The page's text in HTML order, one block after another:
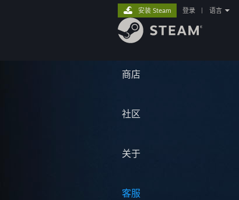
商店
社区
关于
客服
安装 Steam 登录 语言